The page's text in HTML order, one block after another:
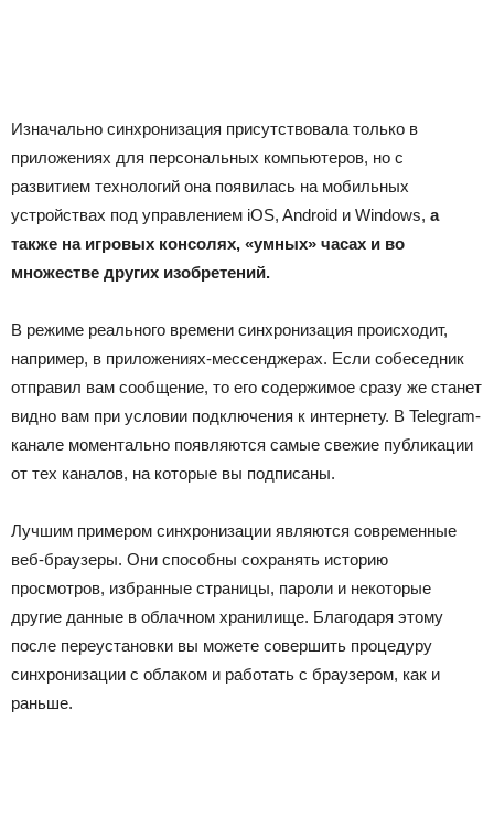
Изначально синхронизация присутствовала только в
приложениях для персональных компьютеров, но с
развитием технологий она появилась на мобильных
устройствах под управлением iOS, Android и Windows, а
также на игровых консолях, «умных» часах и во
множестве других изобретений.
В режиме реального времени синхронизация происходит,
например, в приложениях-мессенджерах. Если собеседник
отправил вам сообщение, то его содержимое сразу же станет
видно вам при условии подключения к интернету. В Telegram-
канале моментально появляются самые свежие публикации
от тех каналов, на которые вы подписаны.
Лучшим примером синхронизации являются современные
веб-браузеры. Они способны сохранять историю
просмотров, избранные страницы, пароли и некоторые
другие данные в облачном хранилище. Благодаря этому
после переустановки вы можете совершить процедуру
синхронизации с облаком и работать с браузером, как и
раньше.